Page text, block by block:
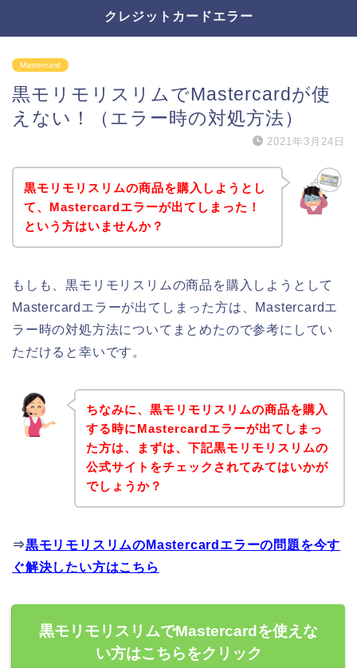
クレジットカードエラー
Mastercard
黒モリモリスリムでMastercardが使
えない！（エラー時の対処方法）
2021年3月24日
黒モリモリスリムの商品を購入しようとし
て、Mastercardエラーが出てしまった！
という方はいませんか？
もしも、黒モリモリスリムの商品を購入しようとして
Mastercardエラーが出てしまった方は、Mastercardエ
ラー時の対処方法についてまとめたので参考にしてい
ただけると幸いです。
ちなみに、黒モリモリスリムの商品を購入
する時にMastercardエラーが出てしまっ
た方は、まずは、下記黒モリモリスリムの
公式サイトをチェックされてみてはいかが
でしょうか？
⇒黒モリモリスリムのMastercardエラーの問題を今す
ぐ解決したい方はこちら
黒モリモリスリムでMastercardを使えな
い方はこちらをクリック